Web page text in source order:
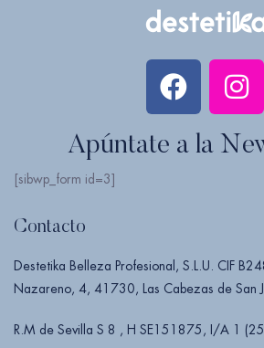
Apúntate a la
[sibwp_form id=3]
Contacto
Destetika Belleza Profesional, S.L.U. CIF
Nazareno, 4, 41730, Las Cabezas de San
R.M de Sevilla S 8 , H SE151875, I/A 1